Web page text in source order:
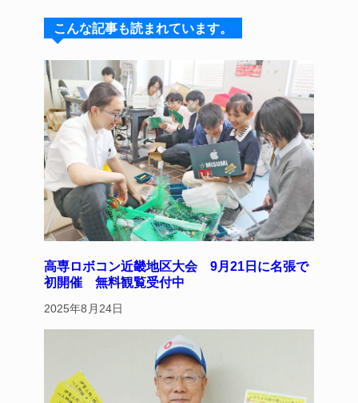
s
k
y
a
d
e
b
o
k
e
st
こんな記事も読まれています。
高専ロボコン近畿地区大会 9月21日に名張で
初開催 無料観覧受付中
2025年8月24日